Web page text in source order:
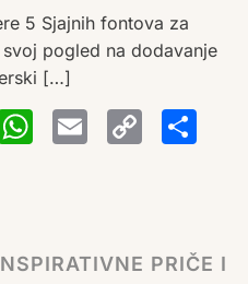
5 Sjajnih fontova za
pogled na dodavanje
[…]
Email
PRIČE I